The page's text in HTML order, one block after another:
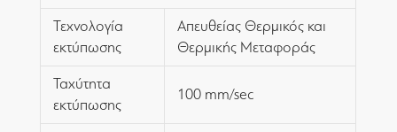
Τεχνολογία
εκτύπωσης
Απευθείας Θερμικός και
Θερμικής Μεταφοράς
Ταχύτητα
εκτύπωσης
100 mm/sec